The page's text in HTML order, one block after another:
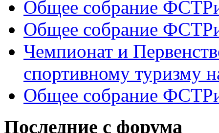
Общее собрание
Общее собрание
Чемпионат и
спортивному туризму
Общее собрание
Последние с форума